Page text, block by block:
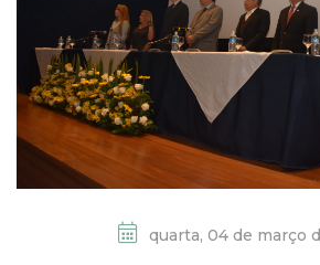
quarta, 04 de março